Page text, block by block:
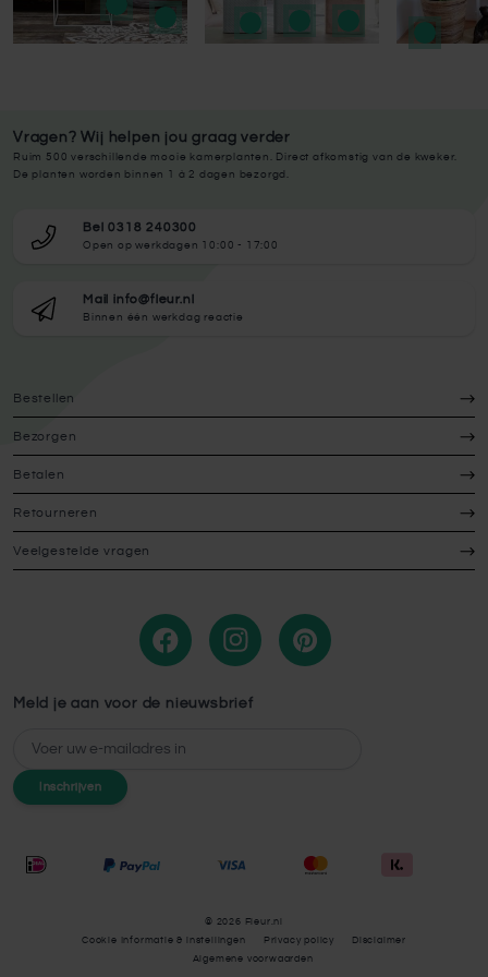
Vragen? Wij helpen jou graag verder
Ruim 500 verschillende mooie kamerplanten. Direct afkomstig van de kweker.
De planten worden binnen 1 à 2 dagen bezorgd.
Bel 0318 240300
Open op werkdagen 10:00 - 17:00
Mail info@fleur.nl
Binnen één werkdag reactie
Bestellen
Bezorgen
Betalen
Retourneren
Veelgestelde vragen
Meld je aan voor de nieuwsbrief
E-mailadres
Inschrijven
© 2026 Fleur.nl
Cookie Informatie & instellingen
Privacy policy
Disclaimer
Algemene voorwaarden